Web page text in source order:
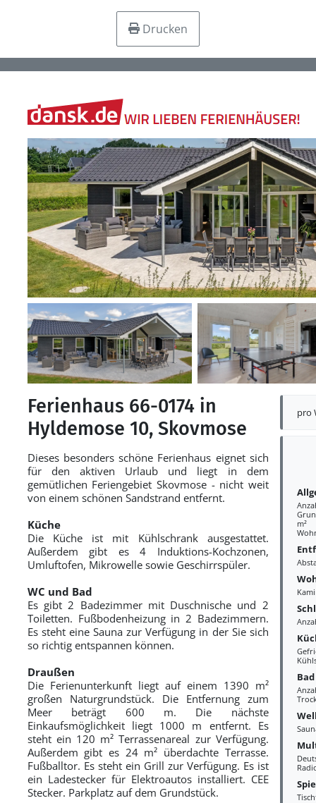
Drucken
pro
m²
Bad
Ferienhaus 66-0174 in
Hyldemose 10, Skovmose
Dieses besonders schöne Ferienhaus eignet sich
für den aktiven Urlaub und liegt in dem
gemütlichen Feriengebiet Skovmose - nicht weit
von einem schönen Sandstrand entfernt.
Küche
Die Küche ist mit Kühlschrank ausgestattet.
Außerdem gibt es 4 Induktions-Kochzonen,
Umluftofen, Mikrowelle sowie Geschirrspüler.
WC und Bad
Es gibt 2 Badezimmer mit Duschnische und 2
Toiletten. Fußbodenheizung in 2 Badezimmern.
Es steht eine Sauna zur Verfügung in der Sie sich
so richtig entspannen können.
Draußen
Die Ferienunterkunft liegt auf einem 1390 m²
großen Naturgrundstück. Die Entfernung zum
Meer beträgt 600 m. Die nächste
Einkaufsmöglichkeit liegt 1000 m entfernt. Es
steht ein 120 m² Terrassenareal zur Verfügung.
Außerdem gibt es 24 m² überdachte Terrasse.
Fußballtor. Es steht ein Grill zur Verfügung. Es ist
ein Ladestecker für Elektroautos installiert. CEE
Stecker. Parkplatz auf dem Grundstück.